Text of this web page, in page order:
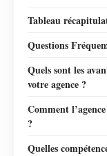
Tableau
Questions
Quels sont les
votre agence ?
Comment
?
Quelles